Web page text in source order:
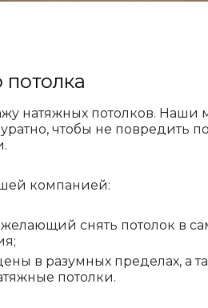
натяжных потолков.
чтобы не повредить
компанией:
снять потолок в
в разумных пределах, а
потолки.